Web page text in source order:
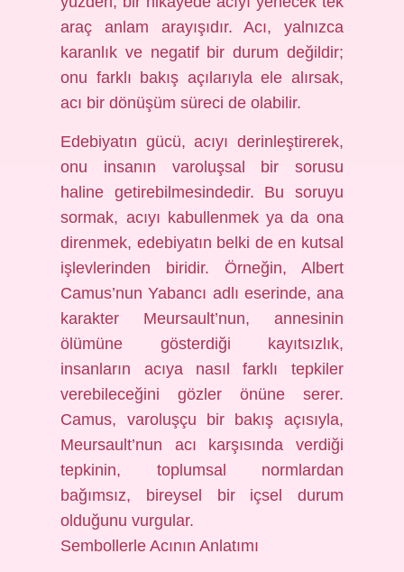
araç anlam arayışıdır. Acı, yalnızca
karanlık ve negatif bir durum değildir;
onu farklı bakış açılarıyla ele alırsak,
acı bir dönüşüm süreci de olabilir.
Edebiyatın gücü, acıyı derinleştirerek,
onu insanın varoluşsal bir sorusu
haline getirebilmesindedir. Bu soruyu
sormak, acıyı kabullenmek ya da ona
direnmek, edebiyatın belki de en kutsal
işlevlerinden biridir. Örneğin, Albert
Camus’nun Yabancı adlı eserinde, ana
karakter Meursault’nun, annesinin
ölümüne gösterdiği kayıtsızlık,
insanların acıya nasıl farklı tepkiler
verebileceğini gözler önüne serer.
Camus, varoluşçu bir bakış açısıyla,
Meursault’nun acı karşısında verdiği
tepkinin, toplumsal normlardan
bağımsız, bireysel bir içsel durum
olduğunu vurgular.
Sembollerle Acının Anlatımı